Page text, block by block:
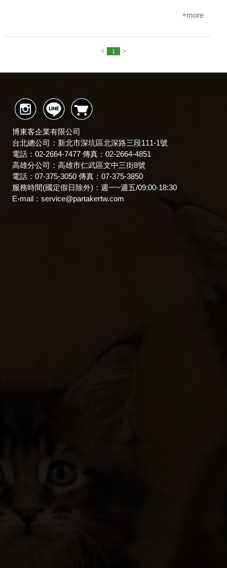
+more
< 1 >
博東客企業有限公司
台北總公司：新北市深坑區北深路三段111-1號
電話：02-2664-7477 傳真：02-2664-4851
高雄分公司：高雄市仁武區文中三街8號
電話：07-375-3050 傳真：07-375-3850
服務時間(國定假日除外)： 週一~週五/09:00-18:30
E-mail： service@partakertw.com